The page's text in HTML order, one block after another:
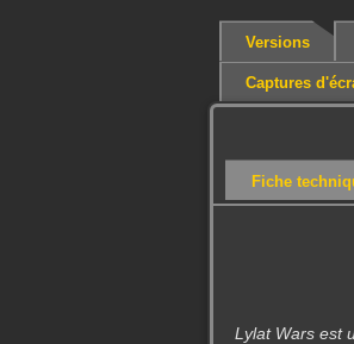
Versions
Captures
Fiche
Lylat Wars est